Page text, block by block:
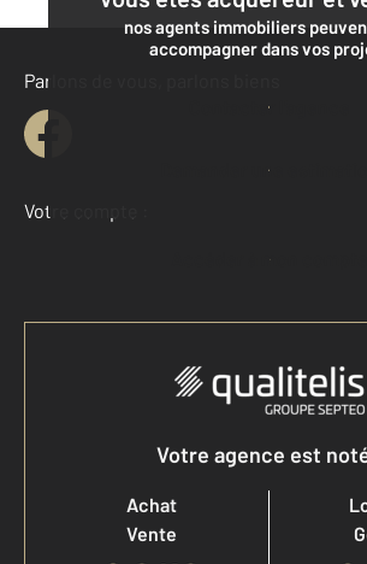
nos agents immobiliers
accompagner dans vos
Contacter l'agence
Demander une estimation
Parlons de vous, parlons biens
Votre compte :
Accéder à mon compte
Votre agence est
Achat
Vente